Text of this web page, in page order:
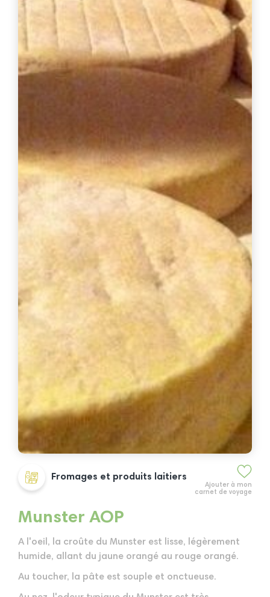
Ajouter à mon
carnet de voyage
Fromages et produits laitiers
Munster AOP
A l'oeil, la croûte du Munster est lisse, légèrement
humide, allant du jaune orangé au rouge orangé.
Au toucher, la pâte est souple et onctueuse.